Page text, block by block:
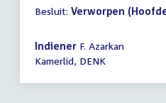
Besluit: Verworpen
Indiener F. Azarkan
Kamerlid, DENK